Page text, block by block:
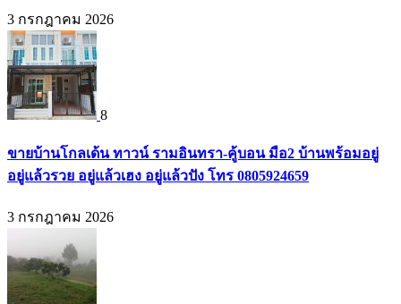
3 กรกฎาคม 2026
8
ขายบ้านโกลเด้น ทาวน์ รามอินทรา-คู้บอน มือ2 บ้านพร้อมอยู่
อยู่แล้วรวย อยู่แล้วเฮง อยู่แล้วปัง โทร 0805924659
3 กรกฎาคม 2026